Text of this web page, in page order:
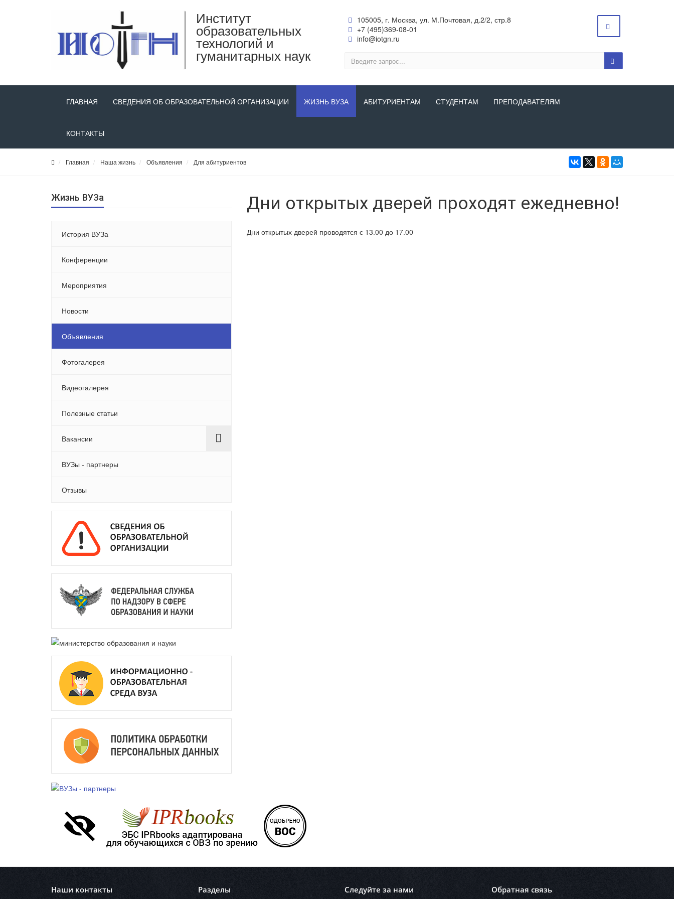
Институт
образовательных
технологий и
гуманитарных наук
105005, г. Москва, ул. М.Почтовая, д.2/2, стр.8
+7 (495)369-08-01
info@iotgn.ru
ГЛАВНАЯ СВЕДЕНИЯ ОБ ОБРАЗОВАТЕЛЬНОЙ ОРГАНИЗАЦИИ ЖИЗНЬ ВУЗА АБИТУРИЕНТАМ СТУДЕНТАМ ПРЕПОДАВАТЕЛЯМ
КОНТАКТЫ
Главная Наша жизнь Объявления Для абитуриентов
Жизнь ВУЗа
История ВУЗа
Конференции
Мероприятия
Новости
Объявления
Фотогалерея
Видеогалерея
Полезные статьи
Вакансии
ВУЗы - партнеры
Отзывы
Дни открытых дверей проходят ежедневно!
Дни открытых дверей проводятся с 13.00 до 17.00
Наши контакты Разделы Следуйте за нами Обратная связь